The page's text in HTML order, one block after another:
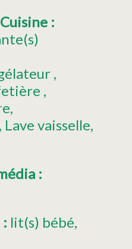
:
Lave vaisselle
:
: lit(s) bébé